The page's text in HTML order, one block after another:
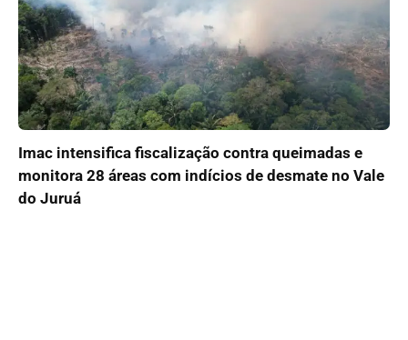
Imac intensifica fiscalização contra queimadas e
monitora 28 áreas com indícios de desmate no Vale
do Juruá